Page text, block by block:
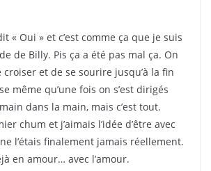
« Oui » et c’est comme ça que je suis
de Billy. Pis ça a été pas mal ça. On
et de se sourire jusqu’à la fin
même qu’une fois on s’est dirigés
dans la main, mais c’est tout.
chum et j’aimais l’idée d’être avec
l’étais finalement jamais réellement.
en amour… avec l’amour.